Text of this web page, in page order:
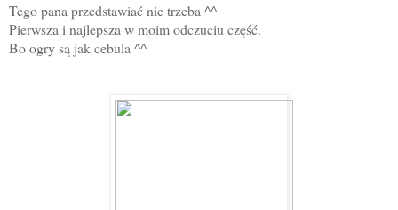
Tego pana przedstawiać nie trzeba ^^
Pierwsza i najlepsza w moim odczuciu część.
Bo ogry są jak cebula ^^